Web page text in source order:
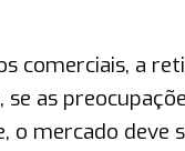
comerciais, a
se as
o mercado deve